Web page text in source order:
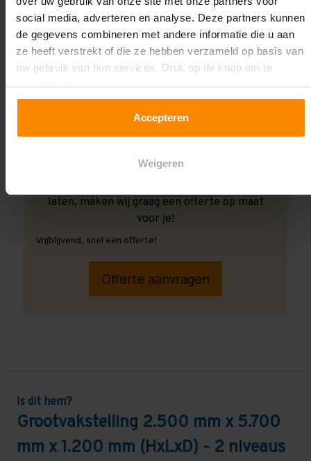
social media, adverteren en analyse. Deze partners kunnen
de gegevens combineren met andere informatie die u aan
ze heeft verstrekt of die ze hebben verzameld op basis van
uw gebruik van hun services. Druk op de knop om te
accepteren!
Accepteren
Weigeren
laten, maken wij graag een offerte op maat
voor je!
Vrijblijvend, snel een offerte!
Offerte aanvragen
Is dit hem?
Grootvakstelling 2.500 mm x 5.700
mm x 1.200 mm (HxLxD) - 2 niveaus